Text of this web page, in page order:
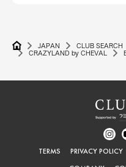
JAPAN CLUB SEARCH
CRAZYLAND by CHEVAL
TERMS PRIVACY POLICY